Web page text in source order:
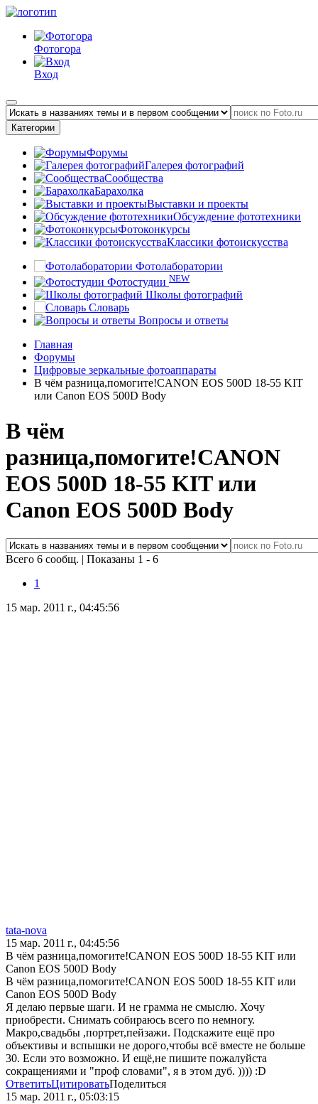
Фотогора
Вход
Категории
Форумы
Галерея фотографий
Сообщества
Барахолка
Выставки и проекты
Обсуждение фототехники
Фотоконкурсы
Классики фотоискусства
Фотолаборатории
Фотостудии NEW
Школы фотографий
Словарь
Вопросы и ответы
Главная
Форумы
Цифровые зеркальные фотоаппараты
В чём разница,помогите!CANON EOS 500D 18-55 KIT
или Canon EOS 500D Body
В чём
разница,помогите!CANON
EOS 500D 18-55 KIT или
Canon EOS 500D Body
Всего 6 сообщ. | Показаны 1 - 6
1
15 мар. 2011 г., 04:45:56
tata-nova
15 мар. 2011 г., 04:45:56
В чём разница,помогите!CANON EOS 500D 18-55 KIT или
Canon EOS 500D Body
В чём разница,помогите!CANON EOS 500D 18-55 KIT или
Canon EOS 500D Body
Я делаю первые шаги. И не грамма не смыслю. Хочу
приобрести. Снимать собираюсь всего по немногу.
Макро,свадьбы ,портрет,пейзажи. Подскажите ещё про
объективы и вспышки не дорого,чтобы всё вместе не больше
30. Если это возможно. И ещё,не пишите пожалуйста
сокращениями и "проф словами", я в этом дуб. )))) :D
ОтветитьЦитироватьПоделиться
15 мар. 2011 г., 05:03:15